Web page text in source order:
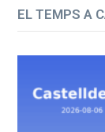
EL TEMPS A